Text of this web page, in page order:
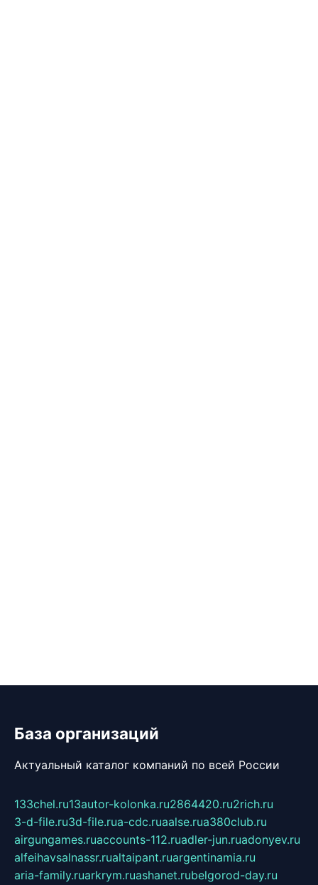
База организаций
Актуальный каталог компаний по всей России
133chel.ru13autor-kolonka.ru2864420.ru2rich.ru
3-d-file.ru3d-file.rua-cdc.ruaalse.rua380club.ru
airgungames.ruaccounts-112.ruadler-jun.ruadonyev.ru
alfeihavsalnassr.rualtaipant.ruargentinamia.ru
aria-family.ruarkrym.ruashanet.rubelgorod-day.ru